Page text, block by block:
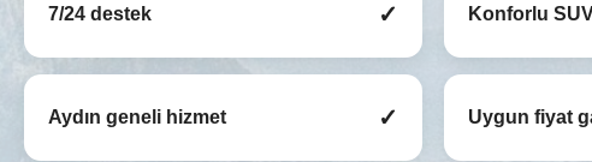
7/24 destek ✓
Aydın geneli hizmet ✓
Konforlu
Uygun fiyat